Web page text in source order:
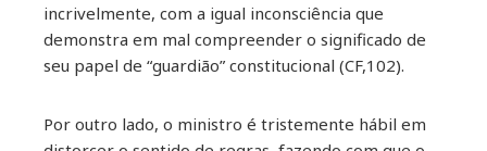
incrivelmente, com a igual inconsciência que
demonstra em mal compreender o significado de
seu papel de “guardião” constitucional (CF,102).
Por outro lado, o ministro é tristemente hábil em